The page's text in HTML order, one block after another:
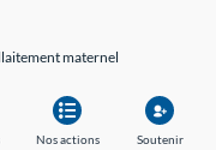
maternel
Nos actions Soutenir